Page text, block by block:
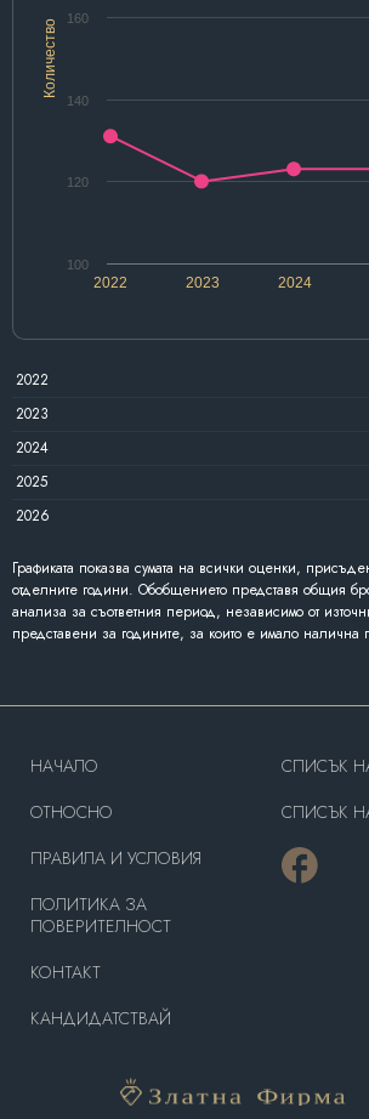
Количество
2022 2024
2023
100
120
140
160
2022
2023
2024
2025
2026
Графиката показва сумата на всички оценки,
отделните години. Обобщението представя общия
анализа за съответния период, независимо от
представени за годините, за които е имало
HAЧАЛО
OТНОСНО
ПРАВИЛА И УСЛОВИЯ
ПОЛИТИКА ЗА
ПОВЕРИТЕЛНОСТ
КОНТАКТ
КАНДИДАТСТВАЙ
СПИСЪК
СПИСЪК